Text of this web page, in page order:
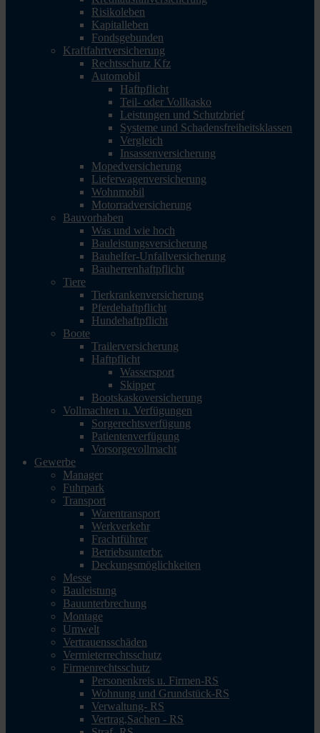
Risikoleben
Kapitalleben
Fondsgebunden
Kraftfahrtversicherung
Rechtsschutz Kfz
Automobil
Haftpflicht
Teil- oder Vollkasko
Leistungen und Schutzbrief
Systeme und Schadensfreiheitsklassen
Vergleich
Insassenversicherung
Mopedversicherung
Lieferwagenversicherung
Wohnmobil
Motorradversicherung
Bauvorhaben
Was und wie hoch
Bauleistungsversicherung
Bauhelfer-Unfallversicherung
Bauherrenhaftpflicht
Tiere
Tierkrankenversicherung
Pferdehaftpflicht
Hundehaftpflicht
Boote
Trailerversicherung
Haftpflicht
Wassersport
Skipper
Bootskaskoversicherung
Vollmachten u. Verfügungen
Sorgerechtsverfügung
Patientenverfügung
Vorsorgevollmacht
Gewerbe
Manager
Fuhrpark
Transport
Warentransport
Werkverkehr
Frachtführer
Betriebsunterbr.
Deckungsmöglichkeiten
Messe
Bauleistung
Bauunterbrechung
Montage
Umwelt
Vertrauensschäden
Vermieterrechtsschutz
Firmenrechtsschutz
Personenkreis u. Firmen-RS
Wohnung und Grundstück-RS
Verwaltung- RS
Vertrag,Sachen - RS